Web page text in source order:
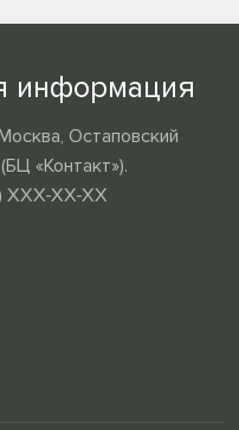
информация
Остаповский
«Контакт»).
XXX-XX-XX